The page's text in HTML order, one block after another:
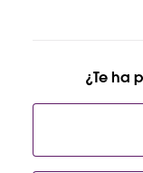
¿Te ha